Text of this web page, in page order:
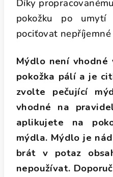
Díky
pokožku po umytí
pociťovat
Mýdlo není
pokožka pálí a je
zvolte pečující
vhodné na
aplikujete na
mýdla. Mýdlo je
brát v potaz
nepoužívat.